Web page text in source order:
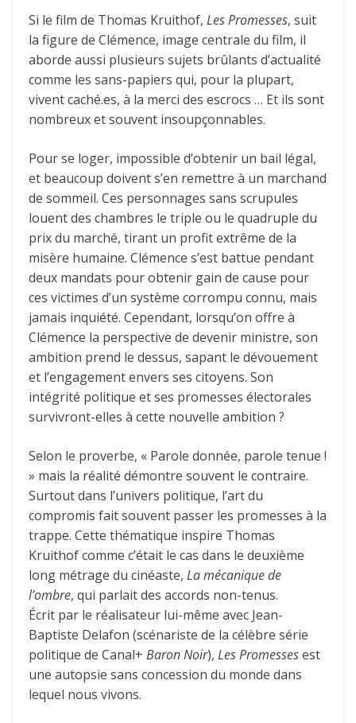
Si le film de Thomas Kruithof, Les Promesses, suit
la figure de Clémence, image centrale du film, il
aborde aussi plusieurs sujets brûlants d’actualité
comme les sans-papiers qui, pour la plupart,
vivent caché.es, à la merci des escrocs … Et ils sont
nombreux et souvent insoupçonnables.
Pour se loger, impossible d’obtenir un bail légal,
et beaucoup doivent s’en remettre à un marchand
de sommeil. Ces personnages sans scrupules
louent des chambres le triple ou le quadruple du
prix du marché, tirant un profit extrême de la
misère humaine. Clémence s’est battue pendant
deux mandats pour obtenir gain de cause pour
ces victimes d’un système corrompu connu, mais
jamais inquiété. Cependant, lorsqu’on offre à
Clémence la perspective de devenir ministre, son
ambition prend le dessus, sapant le dévouement
et l’engagement envers ses citoyens. Son
intégrité politique et ses promesses électorales
survivront-elles à cette nouvelle ambition ?
Selon le proverbe, « Parole donnée, parole tenue !
» mais la réalité démontre souvent le contraire.
Surtout dans l’univers politique, l’art du
compromis fait souvent passer les promesses à la
trappe. Cette thématique inspire Thomas
Kruithof comme c’était le cas dans le deuxième
long métrage du cinéaste, La mécanique de
l’ombre, qui parlait des accords non-tenus.
Écrit par le réalisateur lui-même avec Jean-
Baptiste Delafon (scénariste de la célèbre série
politique de Canal+ Baron Noir), Les Promessesest
une autopsie sans concession du monde dans
lequel nous vivons.